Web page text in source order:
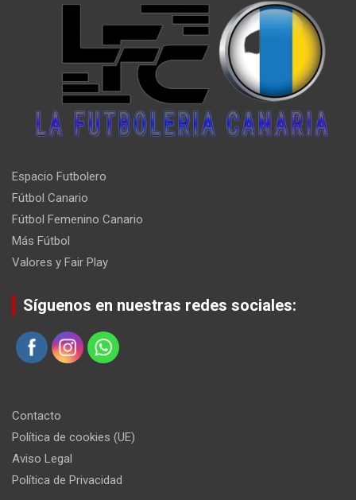
Espacio Futbolero
Fútbol Canario
Fútbol Femenino Canario
Más Fútbol
Valores y Fair Play
Síguenos en nuestras redes sociales:
Contacto
Política de cookies (UE)
Aviso Legal
Política de Privacidad